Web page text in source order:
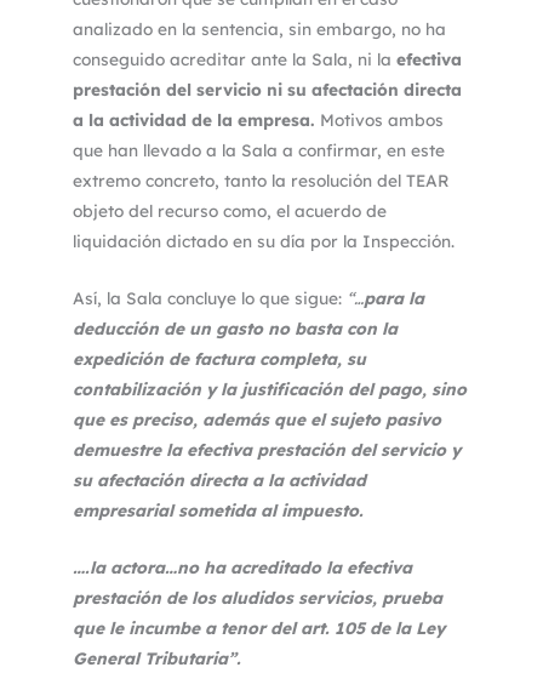
analizado en la sentencia, sin embargo, no ha
conseguido acreditar ante la Sala, ni la efectiva
prestación del servicio ni su afectación directa
a la actividad de la empresa. Motivos ambos
que han llevado a la Sala a confirmar, en este
extremo concreto, tanto la resolución del TEAR
objeto del recurso como, el acuerdo de
liquidación dictado en su día por la Inspección.
Así, la Sala concluye lo que sigue: “…para la
deducción de un gasto no basta con la
expedición de factura completa, su
contabilización y la justificación del pago, sino
que es preciso, además que el sujeto pasivo
demuestre la efectiva prestación del servicio y
su afectación directa a la actividad
empresarial sometida al impuesto.
….la actora…no ha acreditado la efectiva
prestación de los aludidos servicios, prueba
que le incumbe a tenor del art. 105 de la Ley
General Tributaria”.